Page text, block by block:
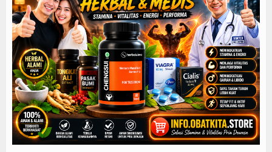
Rebusan Daun Apa yang Bisa Mengobati
Cara Mengobati Asam Urat pada Kaki
Makanan Penyebab Asam Urat pada Kaki
Menghilangkan Nyeri Asam Urat dengan
Cara Mengobati Asam Urat pada Kaki
Temukan 7 Obat Asam Urat Terbaik yang
Temukan 5 Obat Kuat Pria Tahan 2 Jam
Rebusan untuk Asam Urat dan Kolesterol
Cara Merebus Daun Salam untuk Asam
Rebusan Daun untuk Asam Urat dan